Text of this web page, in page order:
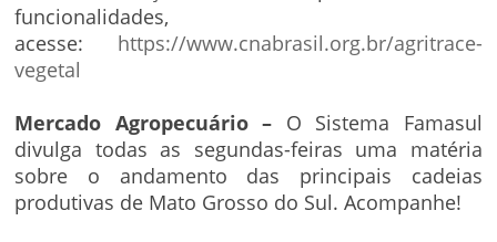
funcionalidades,
acesse: https://www.cnabrasil.org.br/agritrace-
vegetal
Mercado Agropecuário – O Sistema Famasul
divulga todas as segundas-feiras uma matéria
sobre o andamento das principais cadeias
produtivas de Mato Grosso do Sul. Acompanhe!